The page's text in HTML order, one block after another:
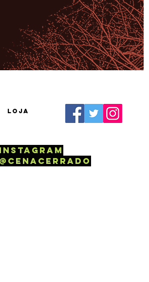
Loja
instagram
@Cenacerrado